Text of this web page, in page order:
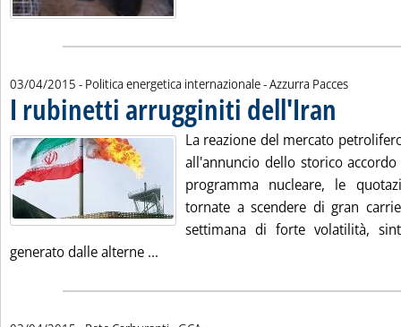
03/04/2015 - Politica energetica internazionale -di:
Azzurra Pacces
I rubinetti arrugginiti dell'Iran
La reazione del mercato
all'annuncio dello storico
programma nucleare, le
tornate a scendere di gran
settimana di forte volatilità,
generato dalle alterne ...